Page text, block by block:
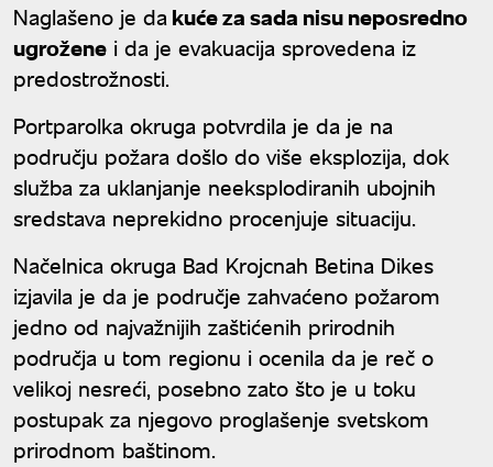
Naglašeno je da kuće za sada nisu neposredno
ugrožene i da je evakuacija sprovedena iz
predostrožnosti.
Portparolka okruga potvrdila je da je na
području požara došlo do više eksplozija, dok
služba za uklanjanje neeksplodiranih ubojnih
sredstava neprekidno procenjuje situaciju.
Načelnica okruga Bad Krojcnah Betina Dikes
izjavila je da je područje zahvaćeno požarom
jedno od najvažnijih zaštićenih prirodnih
područja u tom regionu i ocenila da je reč o
velikoj nesreći, posebno zato što je u toku
postupak za njegovo proglašenje svetskom
prirodnom baštinom.